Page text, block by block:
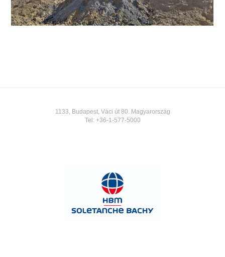
1133, Budapest, Váci út 80. Magyarország
Tel: +36-1-577-5000